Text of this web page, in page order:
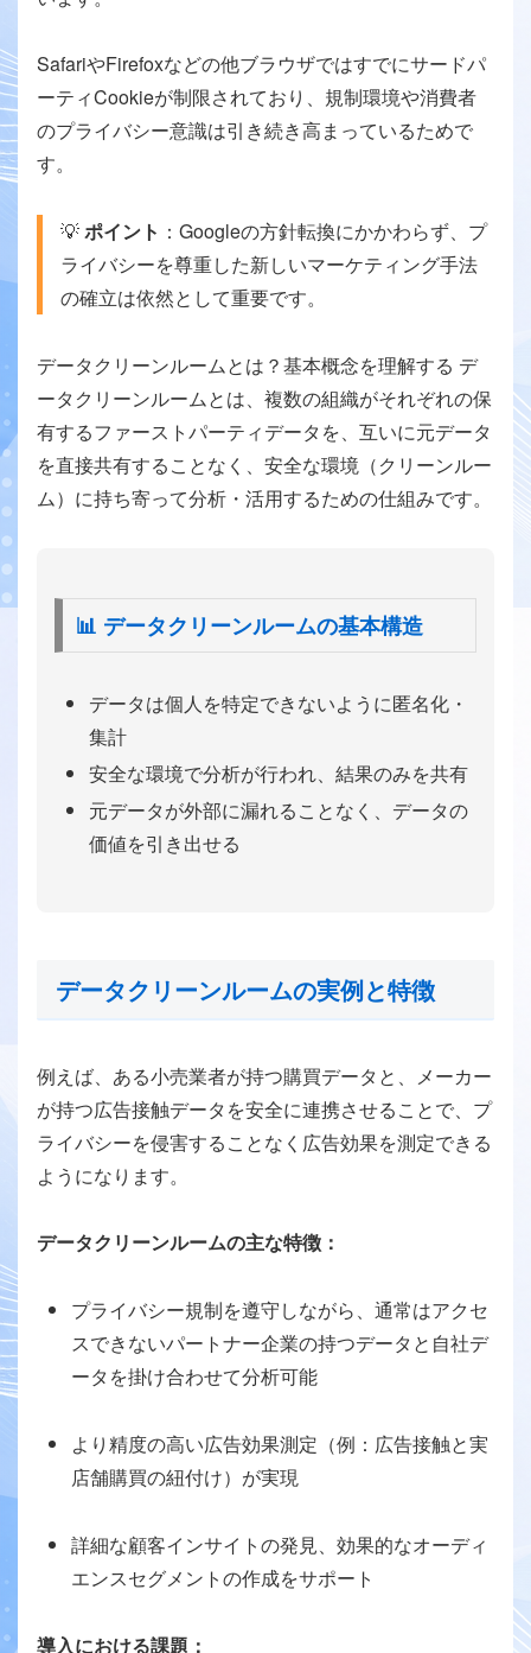
SafariやFirefoxなどの他ブラウザではすでにサードパ
ーティCookieが制限されており、規制環境や消費者
のプライバシー意識は引き続き高まっているためで
す。
💡ポイント ：Googleの方針転換にかかわらず、プ
ライバシーを尊重した新しいマーケティング手法
の確立は依然として重要です。
データクリーンルームとは？基本概念を理解する デ
ータクリーンルームとは、複数の組織がそれぞれの保
有するファーストパーティデータを、互いに元データ
を直接共有することなく、安全な環境（クリーンルー
ム）に持ち寄って分析・活用するための仕組みです。
📊 データクリーンルームの基本構造
データは個人を特定できないように匿名化・
集計
安全な環境で分析が行われ、結果のみを共有
元データが外部に漏れることなく、データの
価値を引き出せる
データクリーンルームの実例と特徴
例えば、ある小売業者が持つ購買データと、メーカー
が持つ広告接触データを安全に連携させることで、プ
ライバシーを侵害することなく広告効果を測定できる
ようになります。
データクリーンルームの主な特徴：
プライバシー規制を遵守しながら、通常はアクセ
スできないパートナー企業の持つデータと自社デ
ータを掛け合わせて分析可能
より精度の高い広告効果測定（例：広告接触と実
店舗購買の紐付け）が実現
詳細な顧客インサイトの発見、効果的なオーディ
エンスセグメントの作成をサポート
導入における課題：